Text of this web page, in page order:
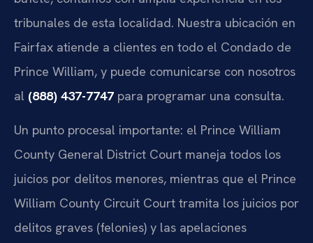
tribunales de esta localidad. Nuestra ubicación en
Fairfax atiende a clientes en todo el Condado de
Prince William, y puede comunicarse con nosotros
al (888) 437-7747 para programar una consulta.
Un punto procesal importante: el Prince William
County General District Court maneja todos los
juicios por delitos menores, mientras que el Prince
William County Circuit Court tramita los juicios por
delitos graves (felonies) y las apelaciones